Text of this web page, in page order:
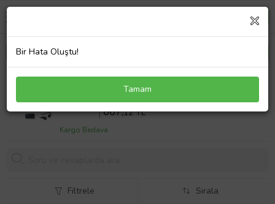
Hp G6031EA Adaptör Laptop Şarj Aleti
Sepette %10 İndirim
667,12 TL
Kargo Bedava
Filtrele Sırala
Bir Hata Oluştu!
Tamam